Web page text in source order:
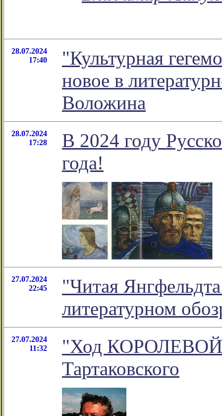
28.07.2024
17:40
"Культурная
новое в
Воложина
28.07.2024
17:28
В 2024 году
года!
27.07.2024
22:45
"Читая
литературном
27.07.2024
11:32
"Ход
Тартаковского